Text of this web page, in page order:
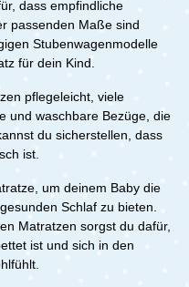
dass empfindliche
passenden Maße sind
Stubenwagenmodelle
für dein Kind.
pflegeleicht, viele
und waschbare Bezüge, die
du sicherstellen, dass
ist.
um deinem Baby die
Schlaf zu bieten.
Matratzen sorgst du dafür,
ist und sich in den